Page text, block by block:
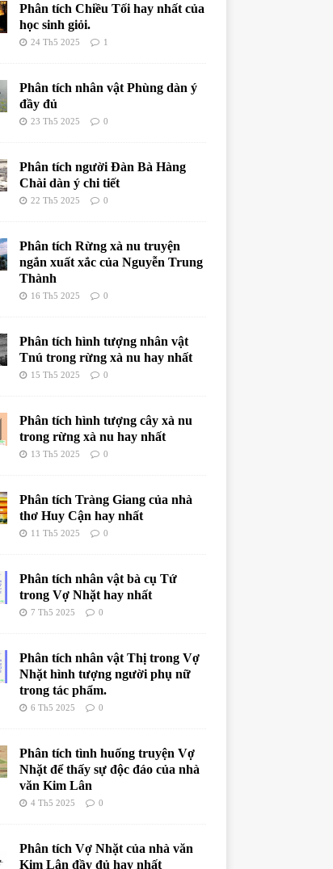
Phân tích Chiều Tối hay nhất của
học sinh giỏi.
24 Th5 2025 1
Phân tích nhân vật Phùng dàn ý
đầy đủ
23 Th5 2025 0
Phân tích người Đàn Bà Hàng
Chài dàn ý chi tiết
22 Th5 2025 0
Phân tích Rừng xà nu truyện
ngắn xuất xắc của Nguyễn Trung
Thành
16 Th5 2025 0
Phân tích hình tượng nhân vật
Tnú trong rừng xà nu hay nhất
15 Th5 2025 0
Phân tích hình tượng cây xà nu
trong rừng xà nu hay nhất
13 Th5 2025 0
Phân tích Tràng Giang của nhà
thơ Huy Cận hay nhất
11 Th5 2025 0
Phân tích nhân vật bà cụ Tứ
trong Vợ Nhặt hay nhất
7 Th5 2025 0
Phân tích nhân vật Thị trong Vợ
Nhặt hình tượng người phụ nữ
trong tác phẩm.
6 Th5 2025 0
Phân tích tình huống truyện Vợ
Nhặt để thấy sự độc đáo của nhà
văn Kim Lân
4 Th5 2025 0
Phân tích Vợ Nhặt của nhà văn
Kim Lân đầy đủ hay nhất